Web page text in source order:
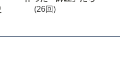
(26回)